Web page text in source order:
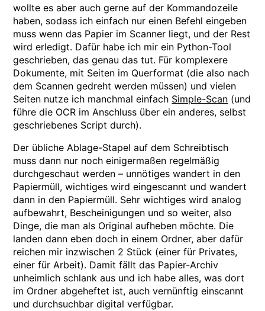
wollte es aber auch gerne auf der Kommandozeile
haben, sodass ich einfach nur einen Befehl eingeben
muss wenn das Papier im Scanner liegt, und der Rest
wird erledigt. Dafür habe ich mir ein Python-Tool
geschrieben, das genau das tut. Für komplexere
Dokumente, mit Seiten im Querformat (die also nach
dem Scannen gedreht werden müssen) und vielen
Seiten nutze ich manchmal einfach Simple-Scan (und
führe die OCR im Anschluss über ein anderes, selbst
geschriebenes Script durch).
Der übliche Ablage-Stapel auf dem Schreibtisch
muss dann nur noch einigermaßen regelmäßig
durchgeschaut werden – unnötiges wandert in den
Papiermüll, wichtiges wird eingescannt und wandert
dann in den Papiermüll. Sehr wichtiges wird analog
aufbewahrt, Bescheinigungen und so weiter, also
Dinge, die man als Original aufheben möchte. Die
landen dann eben doch in einem Ordner, aber dafür
reichen mir inzwischen 2 Stück (einer für Privates,
einer für Arbeit). Damit fällt das Papier-Archiv
unheimlich schlank aus und ich habe alles, was dort
im Ordner abgeheftet ist, auch vernünftig einscannt
und durchsuchbar digital verfügbar.